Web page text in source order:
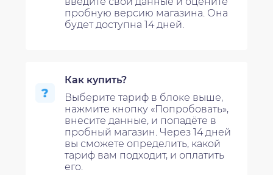
пробную версию магазина. Она
будет доступна 14 дней.
Как купить?
Выберите тариф в блоке выше,
нажмите кнопку «Попробовать»,
внесите данные, и попадёте в
пробный магазин. Через 14 дней
вы сможете определить, какой
тариф вам подходит, и оплатить
его.